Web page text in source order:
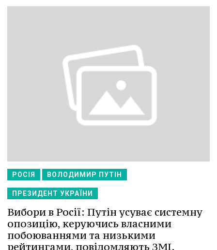
РОСІЯ ВОЛОДИМИР ПУТІН
ПРЕЗИДЕНТ УКРАЇНИ
Вибори в Росії: Путін усуває системну
опозицію, керуючись власними
побоюваннями та низькими
рейтингами, повідомляють ЗМІ.